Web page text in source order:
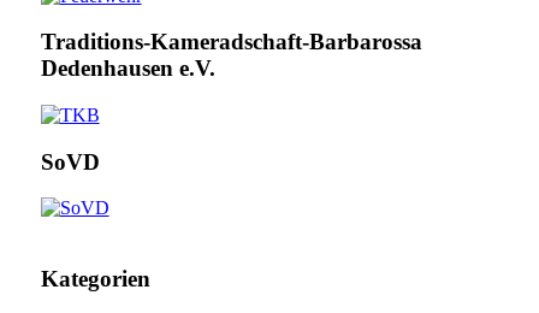
Traditions-Kameradschaft-Barbarossa
Dedenhausen e.V.
SoVD
Kategorien